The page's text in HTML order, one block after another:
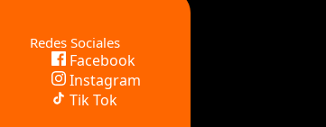
Redes Sociales
Facebook
Instagram
Tik Tok